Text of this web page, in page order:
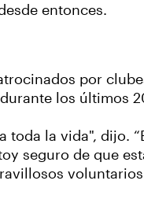
entonces.
por
los últimos
la vida", dijo.
seguro de que
voluntarios